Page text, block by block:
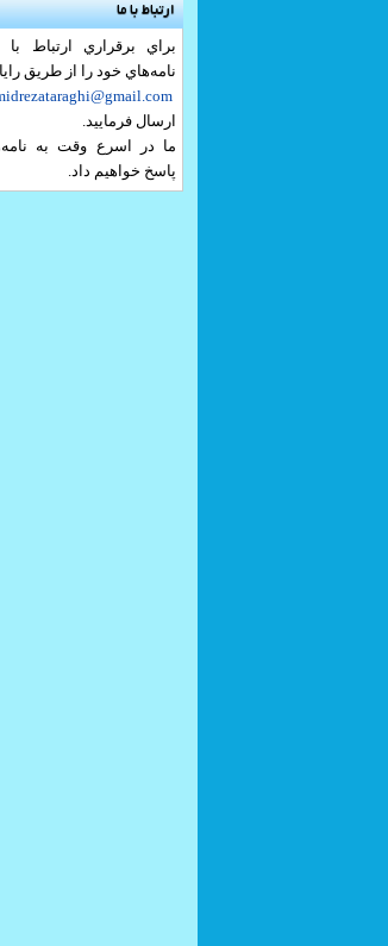
ارتباط با ما
براي برقراري ارتباط با
نامه‌هاي خود را از طريق
ارسال فرماييد.
ما در اسرع وقت به
پاسخ خواهيم داد.